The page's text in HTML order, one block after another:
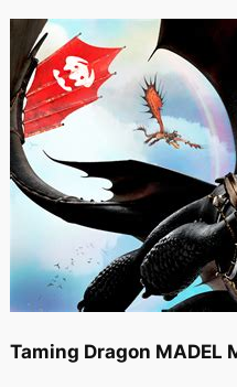
Taming Dragon MADEL